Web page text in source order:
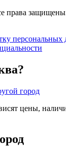
права
город
цены,